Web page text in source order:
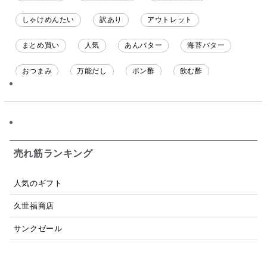
しゃけめんたい 訳あり アウトレット
まとめ買い 人気 あんバター 海苔バター
おつまみ 万能だし ポン酢 飲む酢
パスタソース 醤油
日本ワイン
売れ筋ランキング
人気のギフト
久世福商店
サンクゼール